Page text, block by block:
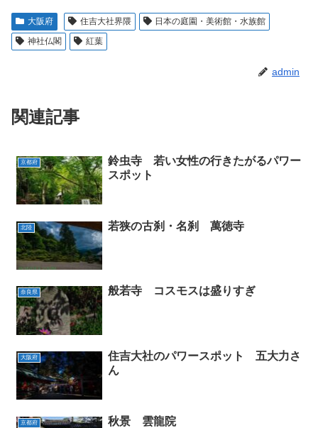
大阪府 住吉大社界隈
日本の庭園・美術館・水族館
神社仏閣
紅葉
admin
関連記事
京都府
鈴虫寺 若い女性の行きたがるパワー
スポット
北陸 若狭の古刹・名刹 萬徳寺
奈良県 般若寺 コスモスは盛りすぎ
大阪府
住吉大社のパワースポット 五大力さ
ん
京都府 秋景 雲龍院